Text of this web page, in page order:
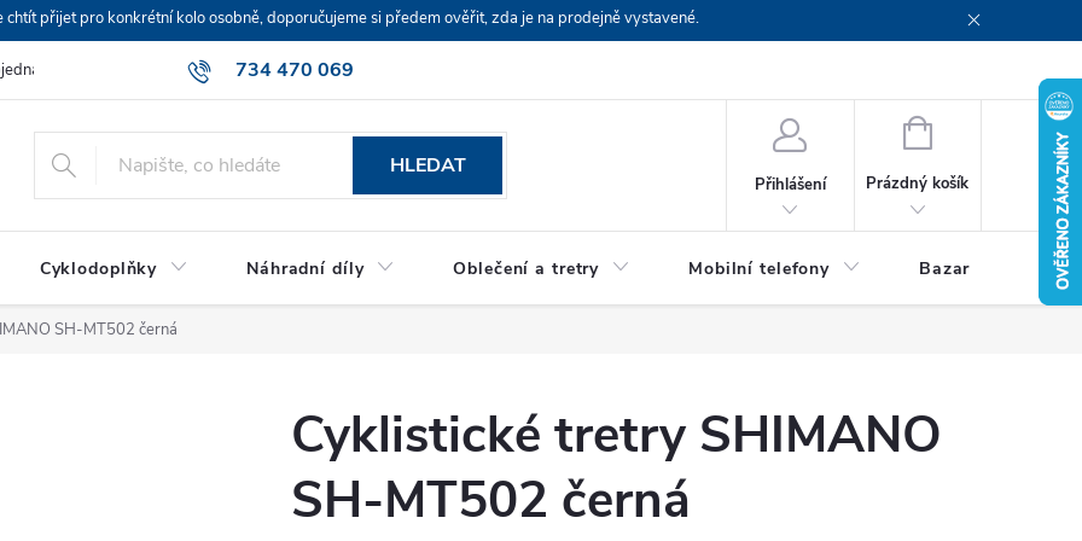
přijet pro konkrétní kolo osobně, doporučujeme si předem ověřit, zda je na prodejně vystavené.
734 470 069
HLEDAT
Přihlášení
NÁKUPNÍ
Prázdný košík
Cyklodoplňky Náhradní díly Oblečení a tretry Mobilní telefony Bazar Servis
SH-MT502 černá
Cyklistické tretry SHIMANO
SH-MT502 černá